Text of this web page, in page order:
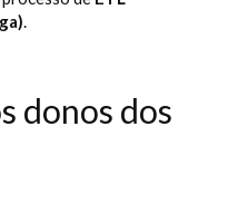
.
donos dos